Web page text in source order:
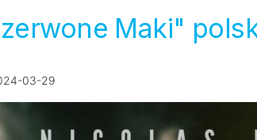
Maki"
03-29